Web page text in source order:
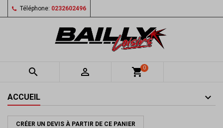
Téléphone: 0232602496
  shopping_cart0
ACCUEIL
CRÉER UN DEVIS À PARTIR DE CE PANIER